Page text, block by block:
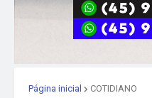
Página inicial COTIDIANO